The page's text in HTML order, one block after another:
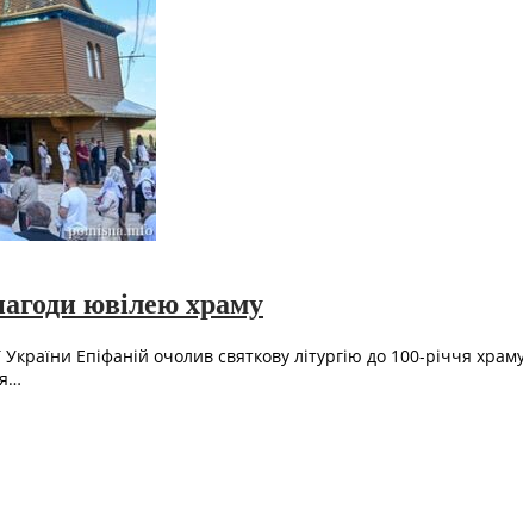
ювілею храму
Епіфаній очолив святкову літургію до 100-річчя